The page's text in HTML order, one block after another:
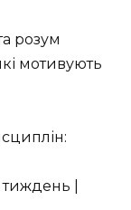
розум
мотивують
|